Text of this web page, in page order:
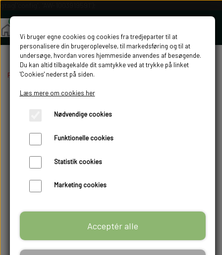
Forside Fjerkræudstyr Rugemaskiner
Vi bruger egne cookies og cookies fra tredjeparter til at
personalisere din brugeroplevelse, til markedsføring og til at
undersøge, hvordan vores hjemmeside anvendes af besøgende.
Du kan altid tilbagekalde dit samtykke ved at trykke på linket
'Cookies' nederst på siden.
Læs mere om cookies her
Nødvendige cookies
Funktionelle cookies
Statistik cookies
Marketing cookies
Acceptér alle